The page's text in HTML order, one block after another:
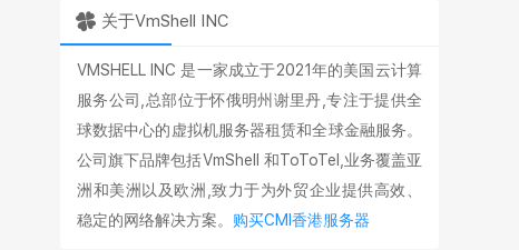
关于VmShell INC
VMSHELL INC 是一家成立于2021年的美国云计算
服务公司,总部位于怀俄明州谢里丹,专注于提供全
球数据中心的虚拟机服务器租赁和全球金融服务。
公司旗下品牌包括VmShell 和ToToTel,业务覆盖亚
洲和美洲以及欧洲,致力于为外贸企业提供高效、
稳定的网络解决方案。 购买CMI香港服务器